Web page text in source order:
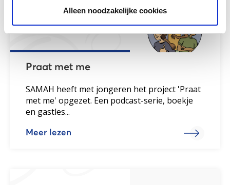
Alleen noodzakelijke cookies
Praat met me
SAMAH heeft met jongeren het project 'Praat
met me' opgezet. Een podcast-serie, boekje
en gastles...
Meer lezen